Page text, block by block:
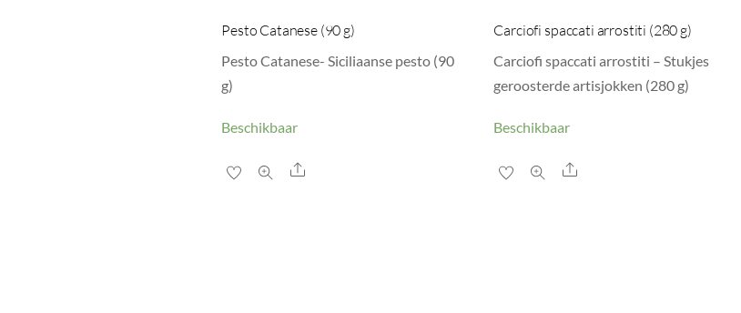
Pesto Catanese (90 g)
Pesto Catanese- Siciliaanse pesto (90
g)
Beschikbaar
Share
Carciofi spaccati arrostiti (280 g)
Carciofi spaccati arrostiti – Stukjes
geroosterde artisjokken (280 g)
Beschikbaar
Share